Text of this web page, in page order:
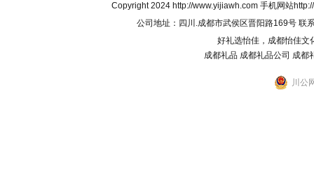
Copyright 2024 http://www.yijiawh.com 手机网站
公司地址：四川.成都市武侯区晋阳路169号
好礼选怡佳，成都怡佳文
成都礼品 成都礼品公司 成都
川公